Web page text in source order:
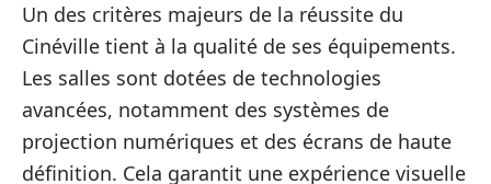
Un des critères majeurs de la réussite du
Cinéville tient à la qualité de ses équipements.
Les salles sont dotées de technologies
avancées, notamment des systèmes de
projection numériques et des écrans de haute
définition. Cela garantit une expérience visuelle